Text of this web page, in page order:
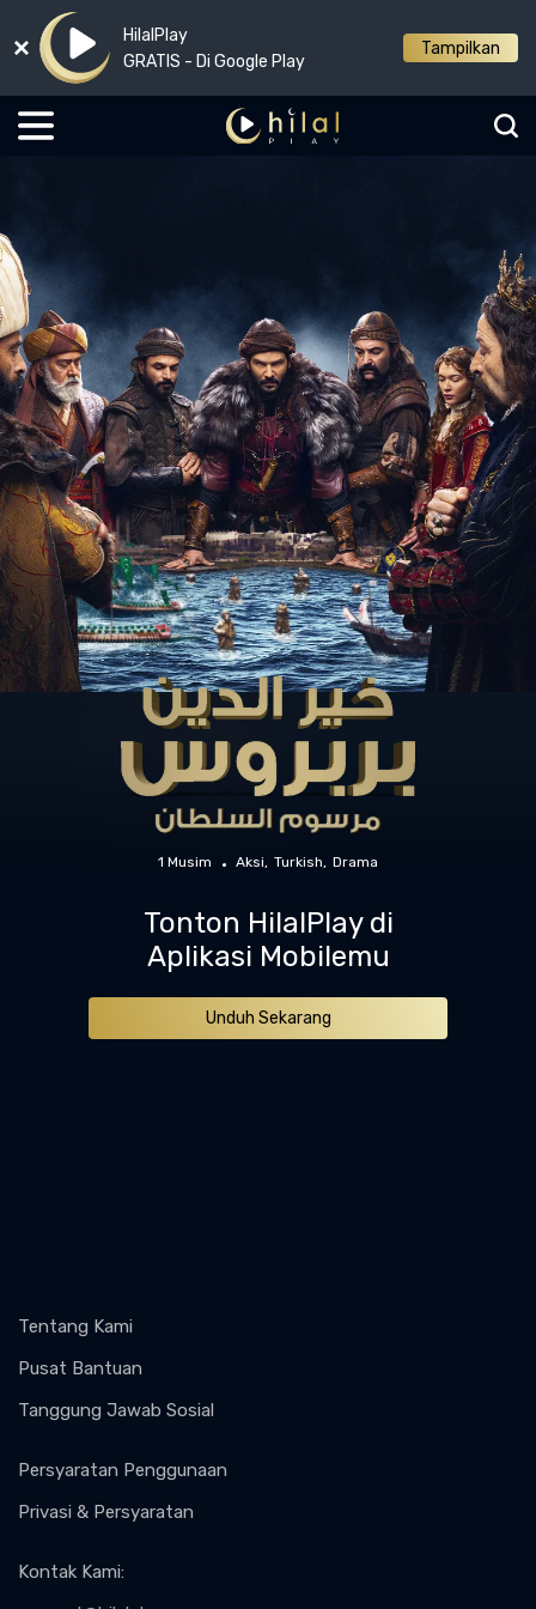
HilalPlay
GRATIS - Di Google Play
Tampilkan
1 Musim Aksi Turkish Drama
Tonton HilalPlay di
Aplikasi Mobilemu
Unduh Sekarang
Tentang Kami
Pusat Bantuan
Tanggung Jawab Sosial
Persyaratan Penggunaan
Privasi & Persyaratan
Kontak Kami: